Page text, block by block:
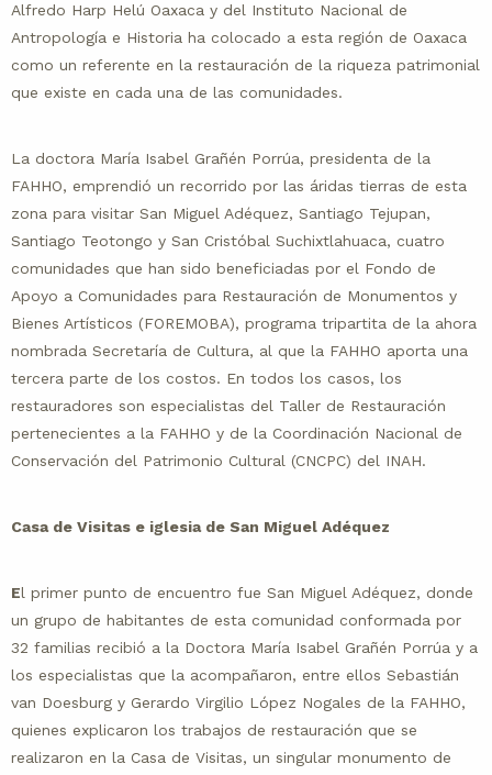
Alfredo Harp Helú Oaxaca y del Instituto Nacional de
Antropología e Historia ha colocado a esta región de Oaxaca
como un referente en la restauración de la riqueza patrimonial
que existe en cada una de las comunidades.
La doctora María Isabel Grañén Porrúa, presidenta de la
FAHHO, emprendió un recorrido por las áridas tierras de esta
zona para visitar San Miguel Adéquez, Santiago Tejupan,
Santiago Teotongo y San Cristóbal Suchixtlahuaca, cuatro
comunidades que han sido beneficiadas por el Fondo de
Apoyo a Comunidades para Restauración de Monumentos y
Bienes Artísticos (FOREMOBA), programa tripartita de la ahora
nombrada Secretaría de Cultura, al que la FAHHO aporta una
tercera parte de los costos. En todos los casos, los
restauradores son especialistas del Taller de Restauración
pertenecientes a la FAHHO y de la Coordinación Nacional de
Conservación del Patrimonio Cultural (CNCPC) del INAH.
Casa de Visitas e iglesia de San Miguel Adéquez
El primer punto de encuentro fue San Miguel Adéquez, donde
un grupo de habitantes de esta comunidad conformada por
32 familias recibió a la Doctora María Isabel Grañén Porrúa y a
los especialistas que la acompañaron, entre ellos Sebastián
van Doesburg y Gerardo Virgilio López Nogales de la FAHHO,
quienes explicaron los trabajos de restauración que se
realizaron en la Casa de Visitas, un singular monumento de